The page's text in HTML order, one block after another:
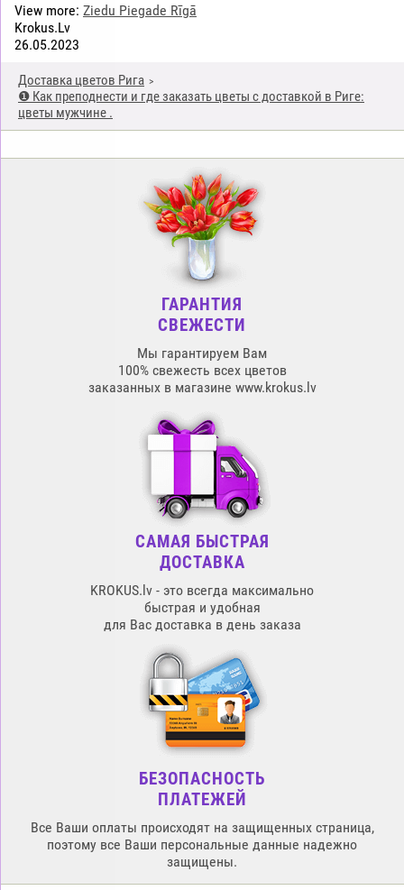
Доставка цветов Рига
❶ Как преподнести и где заказать цветы с доставкой в Риге:
цветы мужчине .
View more: Ziedu Piegade Rīgā
Krokus.Lv
26.05.2023
ГАРАНТИЯ
СВЕЖЕСТИ
Мы гарантируем Вам
100% свежесть всех цветов
заказанных в магазине www.krokus.lv
САМАЯ БЫСТРАЯ
ДОСТАВКА
KROKUS.lv - это всегда максимально
быстрая и удобная
для Вас доставка в день заказа
БЕЗОПАСНОСТЬ
ПЛАТЕЖЕЙ
Все Ваши оплаты происходят на защищенных страница,
поэтому все Ваши персональные данные надежно
защищены.